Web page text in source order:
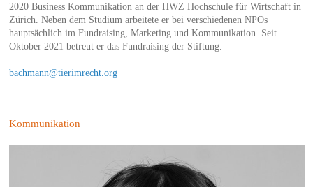
2020 Business Kommunikation an der HWZ Hochschule für Wirtschaft in
Zürich. Neben dem Studium arbeitete er bei verschiedenen NPOs
hauptsächlich im Fundraising, Marketing und Kommunikation. Seit
Oktober 2021 betreut er das Fundraising der Stiftung.
bachmann@tierimrecht.org
Kommunikation